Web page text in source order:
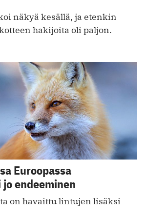
näkyä kesällä, ja etenkin
hakijoita oli paljon.
Euroopassa
endeeminen
on havaittu lintujen lisäksi